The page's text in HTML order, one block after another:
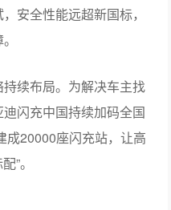
安全性能远超新国标，
续布局。为解决车主找
闪充中国持续加码全国
成20000座闪充站，让高
”。